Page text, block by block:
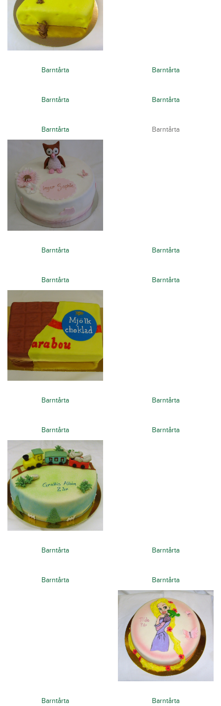
Barntårta Barntårta
Barntårta Barntårta
Barntårta Barntårta
Barntårta Barntårta
Barntårta Barntårta
Barntårta Barntårta
Barntårta Barntårta
Barntårta Barntårta
Barntårta Barntårta
Barntårta Barntårta